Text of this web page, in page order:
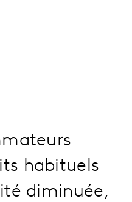
habituels
diminuée,